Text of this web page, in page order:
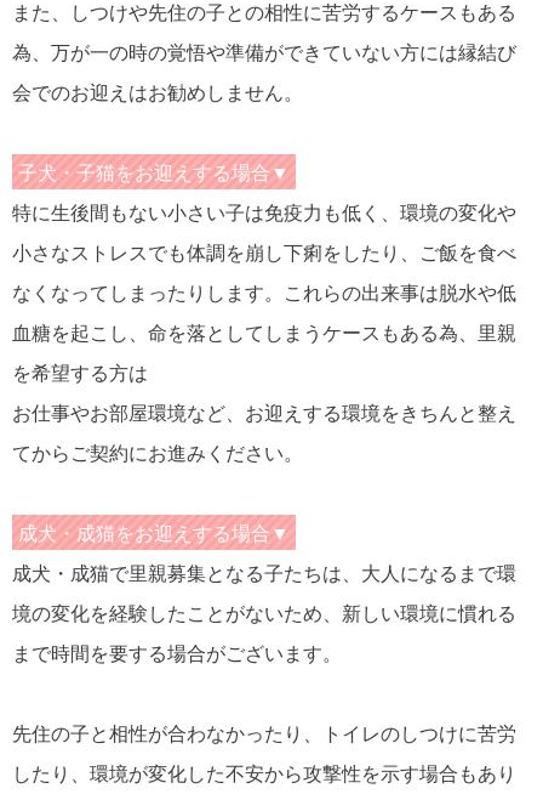
また、しつけや先住の子との相性に苦労するケースもある
為、万が一の時の覚悟や準備ができていない方には縁結び
会でのお迎えはお勧めしません。
子犬・子猫をお迎えする場合▼
特に生後間もない小さい子は免疫力も低く、環境の変化や
小さなストレスでも体調を崩し下痢をしたり、ご飯を食べ
なくなってしまったりします。これらの出来事は脱水や低
血糖を起こし、命を落としてしまうケースもある為、里親
を希望する方は
お仕事やお部屋環境など、お迎えする環境をきちんと整え
てからご契約にお進みください。
成犬・成猫をお迎えする場合▼
成犬・成猫で里親募集となる子たちは、大人になるまで環
境の変化を経験したことがないため、新しい環境に慣れる
まで時間を要する場合がございます。
先住の子と相性が合わなかったり、トイレのしつけに苦労
したり、環境が変化した不安から攻撃性を示す場合もあり